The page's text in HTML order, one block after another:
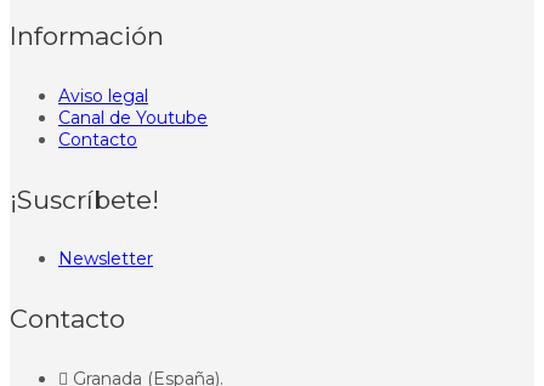
Información
Aviso legal
Canal de Youtube
Contacto
¡Suscríbete!
Newsletter
Contacto
Granada (España).